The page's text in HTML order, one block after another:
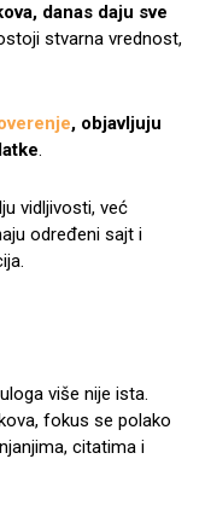
danas daju sve
stvarna vrednost,
, objavljuju
.
vidljivosti, već
određeni sajt i
više nije ista.
fokus se polako
citatima i